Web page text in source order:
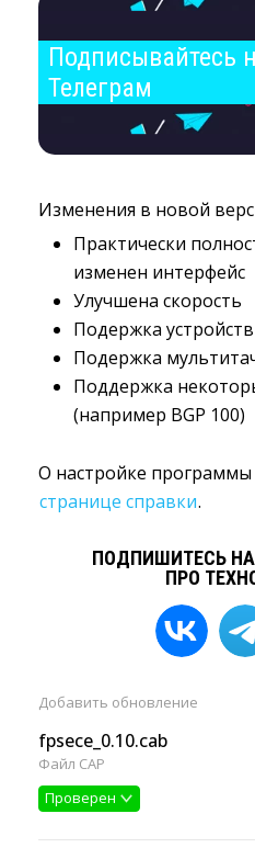
Подписывайтесь
Телеграм
Изменения в новой
Практически
изменен интерфейс
Улучшена скорость
Подержка
Подержка
Поддержка
(например BGP 100)
О настройке
странице справки.
ПОДПИШИТЕСЬ
ПРО
Добавить обновление
fpsece_0.10.cab
Файл CAP
Проверен